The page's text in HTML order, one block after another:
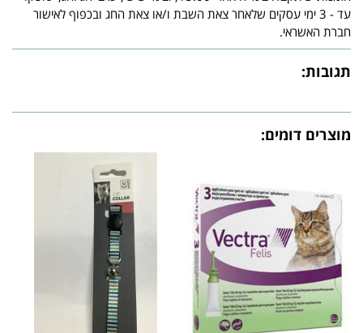
עד - 3 ימי עסקים שלאחר צאת השבת ו/או צאת החג ובכפוף לאישור
חברת האשראי.
תגובות:
מוצרים דומים: